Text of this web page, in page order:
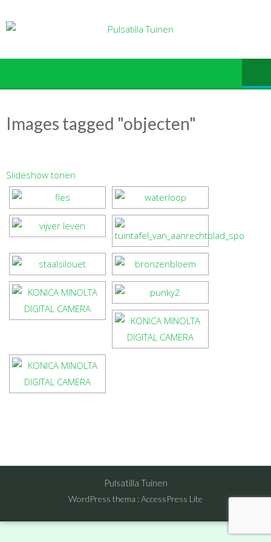
naar
inhoud
Images tagged "objecten"
Slideshow tonen
Pulsatilla Tuinen
WordPress thema :AccessPress Lite